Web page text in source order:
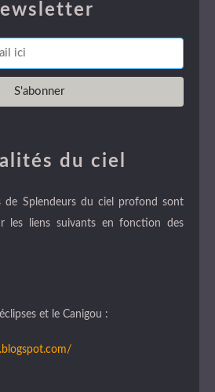
du ciel
de Splendeurs du ciel profond sont
les liens suivants en fonction des
et le Canigou :